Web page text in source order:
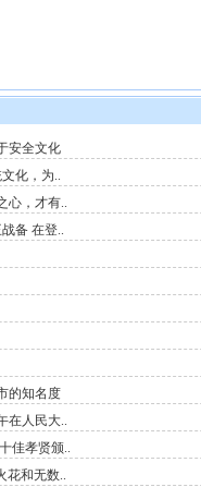
安全文化
化，为..
心，才有..
备 在登..
的知名度
在人民大..
佳孝贤颁..
花和无数..